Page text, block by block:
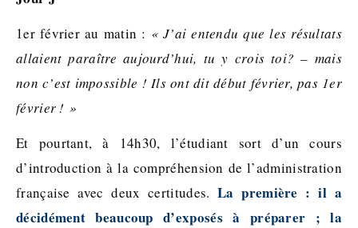
1er février au matin : « J’ai entendu que les résultats
allaient paraître aujourd’hui, tu y crois toi? – mais
non c’est impossible ! Ils ont dit début février, pas 1er
février ! »
Et pourtant, à 14h30, l’étudiant sort d’un cours
d’introduction à la compréhension de l’administration
française avec deux certitudes. La première : il a
décidément beaucoup d’exposés à préparer ; la